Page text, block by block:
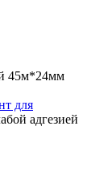
45м*24мм
для
адгезией